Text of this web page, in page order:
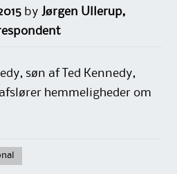
by Jørgen Ullerup,
søn af Ted Kennedy,
hemmeligheder om